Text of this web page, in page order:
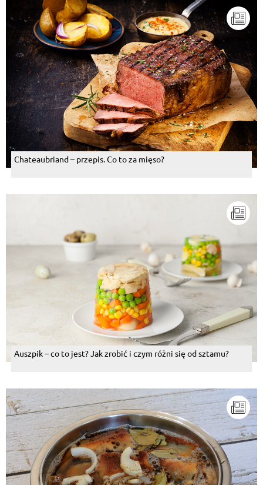
Chateaubriand – przepis. Co to za mięso?
Auszpik – co to jest? Jak zrobić i czym różni się od sztamu?